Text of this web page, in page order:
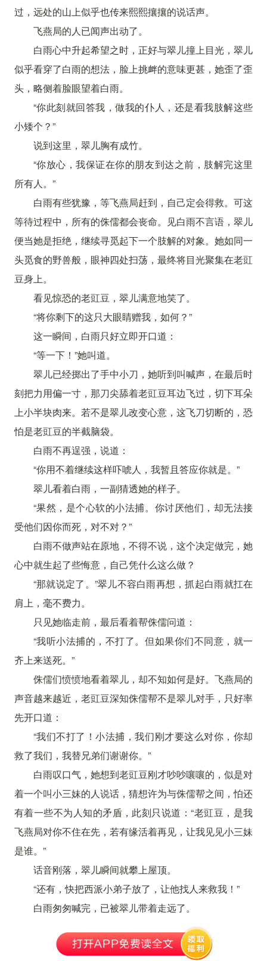
过，远处的山上似乎也传来熙熙攘攘的说话声。
飞燕局的人已闻声出动了。
白雨心中升起希望之时，正好与翠儿撞上目光，翠儿
似乎看穿了白雨的想法，脸上挑衅的意味更甚，她歪了歪
头，略侧着脸眼望着白雨。
“你此刻就回答我，做我的仆人，还是看我肢解这些
小矮个？”
说到这里，翠儿胸有成竹。
“你放心，我保证在你的朋友到达之前，肢解完这里
所有人。”
白雨有些犹豫，等飞燕局赶到，自己定会得救。可这
等待过程中，所有的侏儒都会丧命。见白雨不言语，翠儿
便当她是拒绝，继续寻觅起下一个肢解的对象。她如同一
头觅食的野兽般，眼神四处扫荡，最终将目光聚集在老豇
豆身上。
看见惊恐的老豇豆，翠儿满意地笑了。
“将你剩下的这只大眼睛赠我，如何？”
这一瞬间，白雨只好立即开口道：
“等一下！”她叫道。
翠儿已经掷出了手中小刀，她听到叫喊声，在最后时
刻把力用偏一寸，那刀尖舔着老豇豆耳边飞过，切下耳朵
上小半块肉来。若不是翠儿改变心意，这飞刀切断的，恐
怕是老豇豆的半截脑袋。
白雨不再逞强，说道：
“你用不着继续这样吓唬人，我暂且答应你就是。”
翠儿看着白雨，一副猜透她的样子。
“果然，是个心软的小法捕。你讨厌他们，却无法接
受他们因你而死，对不对？”
白雨不做声站在原地，不得不说，这个决定做完，她
心中就生起了些悔意，自己凭什么这么做？
“那就说定了。”翠儿不容白雨再想，抓起白雨就扛在
肩上，毫不费力。
只见她临走前，最后看着帮侏儒问道：
“我听小法捕的，不打了。但如果你们不同意，就一
齐上来送死。”
侏儒们愤愤地看着翠儿，却不知如何是好。飞燕局的
声音越来越近，老豇豆深知侏儒帮不是翠儿对手，只好率
先开口道：
“我们不打了！小法捕，我们刚才要这么对你，你却
救了我们，我替兄弟们谢谢你。”
白雨叹口气，她想到老豇豆刚才吵吵嚷嚷的，似是对
着一个叫小三妹的人说话，猜想许为与侏儒帮之间，怕还
有着一些不为人知的矛盾，此刻只说道：“老豇豆，是我
飞燕局对你不住在先，若有缘活着再见，让我见见小三妹
是谁。”
话音刚落，翠儿瞬间就攀上屋顶。
“还有，快把西派小弟子放了，让他找人来救我！”
白雨匆匆喊完，已被翠儿带着走远了。